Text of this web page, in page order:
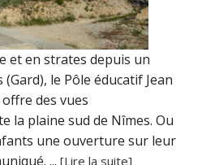
et en strates depuis un
le Pôle éducatif Jean
des vues
la plaine sud de Nîmes. Ou
une ouverture sur leur
...[Lire la suite]